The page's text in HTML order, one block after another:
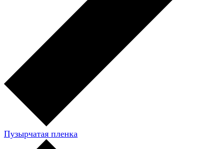
Пузырчатая пленка